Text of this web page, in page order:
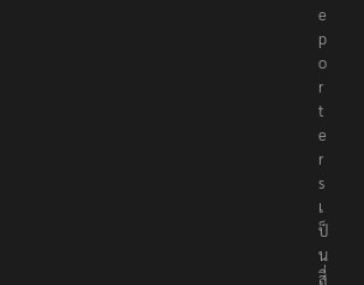
e
p
o
r
t
e
r
s
เ
ป็
น
สื่